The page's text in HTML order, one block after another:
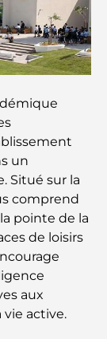
à Dubaï :
pour
: votre
du café et
: un circuit
un
Situé sur la
comprend
pointe de la
de loisirs
aux
active.